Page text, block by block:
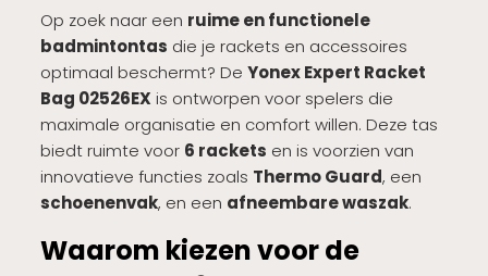
Op zoek naar een ruime en functionele
badmintontas die je rackets en accessoires
optimaal beschermt? De Yonex Expert Racket
Bag 02526EX is ontworpen voor spelers die
maximale organisatie en comfort willen. Deze tas
biedt ruimte voor 6 rackets en is voorzien van
innovatieve functies zoals Thermo Guard, een
schoenenvak, en een afneembare waszak.
Waarom kiezen voor de